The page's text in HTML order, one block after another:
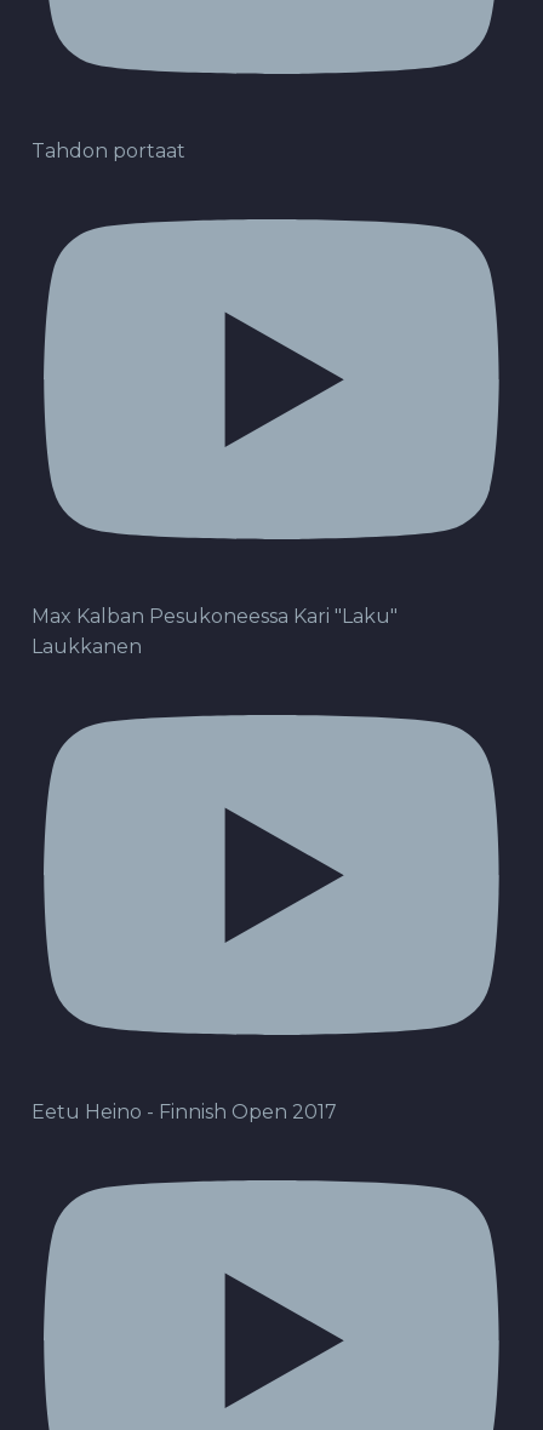
Tahdon portaat
Max Kalban Pesukoneessa Kari "Laku"
Laukkanen
Eetu Heino - Finnish Open 2017